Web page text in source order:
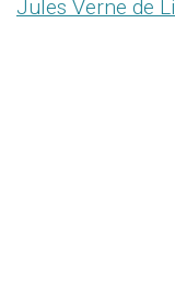
Jules Verne de